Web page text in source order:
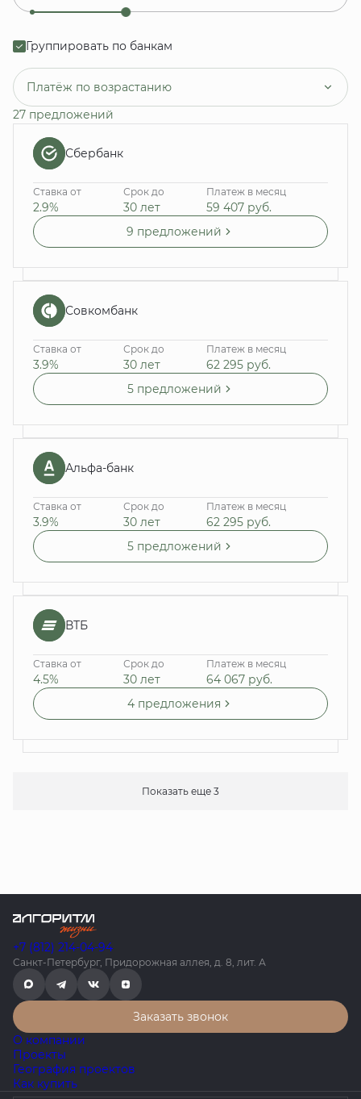
Группировать по банкам
Платёж по возрастанию
27 предложений
Сбербанк
Ставка от
2.9%
Срок до
30 лет
Платеж в месяц
59 407 руб.
9 предложений
Совкомбанк
Ставка от
3.9%
Срок до
30 лет
Платеж в месяц
62 295 руб.
5 предложений
Альфа-банк
Ставка от
3.9%
Срок до
30 лет
Платеж в месяц
62 295 руб.
5 предложений
ВТБ
Ставка от
4.5%
Срок до
30 лет
Платеж в месяц
64 067 руб.
4 предложения
Показать еще 3
+7 (812) 214-04-94
Санкт-Петербург, Придорожная аллея, д. 8, лит. А
Заказать звонок
О компании
Проекты
География проектов
Как купить